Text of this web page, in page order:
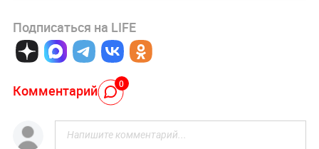
Подписаться на LIFE
Комментарий 0